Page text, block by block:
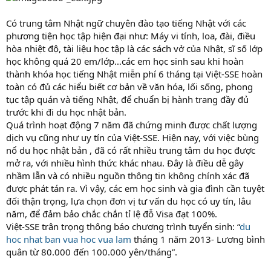
Có trung tâm Nhật ngữ chuyên đào tạo tiếng Nhật với các
phương tiện học tập hiện đại như: Máy vi tính, loa, đài, điều
hòa nhiệt độ, tài liệu học tập là các sách vở của Nhật, sĩ số lớp
học không quá 20 em/lớp…các em học sinh sau khi hoàn
thành khóa học tiếng Nhật miễn phí 6 tháng tại Việt-SSE hoàn
toàn có đủ các hiểu biết cơ bản về văn hóa, lối sống, phong
tục tập quán và tiếng Nhật, để chuẩn bị hành trang đầy đủ
trước khi đi du học nhật bản.
Quá trình hoạt động 7 năm đã chứng minh được chất lượng
dịch vụ cũng như uy tín của Việt-SSE. Hiện nay, với việc bùng
nổ du học nhật bản , đã có rất nhiều trung tâm du học được
mở ra, với nhiều hình thức khác nhau. Đây là điều dễ gây
nhầm lẫn và có nhiều nguồn thông tin không chính xác đã
được phát tán ra. Vì vậy, các em học sinh và gia đình cần tuyệt
đối thận trọng, lựa chọn đơn vị tư vấn du học có uy tín, lâu
năm, để đảm bảo chắc chắn tỉ lệ đỗ Visa đạt 100%.
Việt-SSE trân trọng thông báo chương trình tuyển sinh: “du
hoc nhat ban vua hoc vua lam tháng 1 năm 2013- Lương bình
quân từ 80.000 đến 100.000 yên/tháng”.